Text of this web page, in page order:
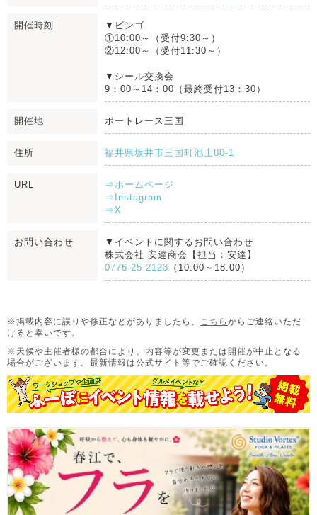
開催時刻
▼ビンゴ
①10:00～（受付9:30～）
②12:00～（受付11:30～）
▼シール交換会
9：00～14：00（最終受付13：30）
開催地 ボートレース三国
住所 福井県坂井市三国町池上80-1
URL
⇒ホームページ
⇒Instagram
⇒X
お問い合わせ
▼イベントに関するお問い合わせ
株式会社 安達商会【担当：安達】
0776-25-2123 （10:00～18:00）
※掲載内容に誤りや修正などがありましたら、 こちら からご連絡いただ
けると幸いです。
※天候や主催者様の都合により、内容等が変更または開催が中止となる
場合がございます。 最新情報は公式サイト等でご確認ください。